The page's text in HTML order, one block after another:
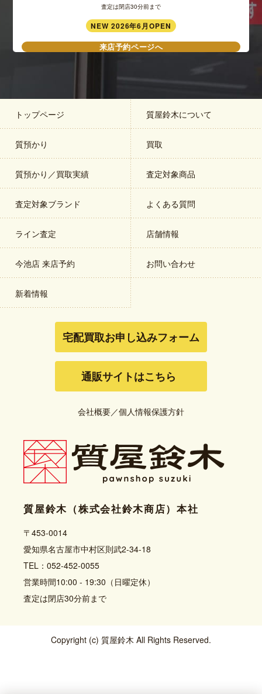
査定は閉店30分前まで
NEW 2026年6月OPEN
来店予約ページへ
トップページ 質屋鈴木について
質預かり 買取
質預かり／買取実績 査定対象商品
査定対象ブランド よくある質問
ライン査定 店舗情報
今池店 来店予約 お問い合わせ
新着情報
宅配買取お申し込みフォーム
通販サイトはこちら
会社概要／個人情報保護方針
質屋鈴木（株式会社鈴木商店）本社
〒453-0014
愛知県名古屋市中村区則武2-34-18
TEL：052-452-0055
営業時間10:00 - 19:30（日曜定休）
査定は閉店30分前まで
Copyright (c) 質屋鈴木 All Rights Reserved.